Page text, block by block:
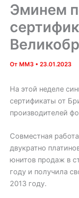
Эминем
От MM3 • 23.01.2023
На этой неделе
сертификаты от
производителей
Совместная
двукратно
юнитов продаж в
году и получила
2013 году.